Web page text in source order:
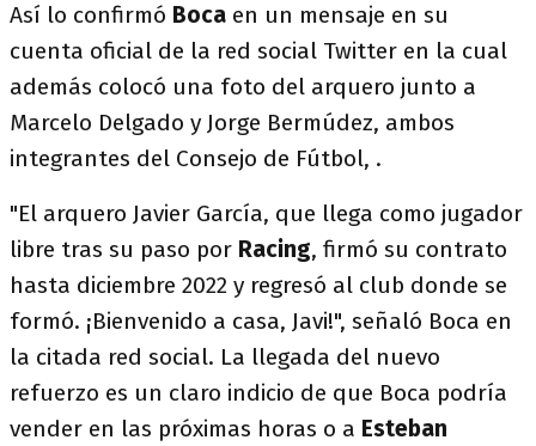
Así lo confirmó Boca en un mensaje en su
cuenta oficial de la red social Twitter en la cual
además colocó una foto del arquero junto a
Marcelo Delgado y Jorge Bermúdez, ambos
integrantes del Consejo de Fútbol, .
"El arquero Javier García, que llega como jugador
libre tras su paso por Racing, firmó su contrato
hasta diciembre 2022 y regresó al club donde se
formó. ¡Bienvenido a casa, Javi!", señaló Boca en
la citada red social. La llegada del nuevo
refuerzo es un claro indicio de que Boca podría
vender en las próximas horas o a Esteban